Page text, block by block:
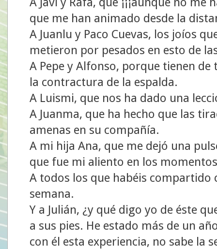
que me han animado desde la
A Juanlu y Paco Cuevas, los joíos
metieron por pesados en esto de
A Pepe y Alfonso, porque tienen
la contractura de la espalda.
A Luismi, que nos ha dado una
A Juanma, que ha hecho que las
amenas en su compañía.
A mi hija Ana, que me dejó una
que fue mi aliento en los
A todos los que habéis
semana.
Y a Julián, ¿y qué digo yo de éste
a sus pies. He estado más de un
con él esta experiencia, no sabe la